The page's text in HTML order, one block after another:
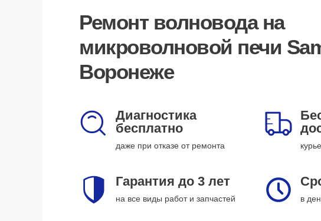
Ремонт волноводана
микроволновой печи
Воронеже
Диагностика
бесплатно
даже при отказе от ремонта
Гарантия до 3 лет
на все виды работ и запчастей в